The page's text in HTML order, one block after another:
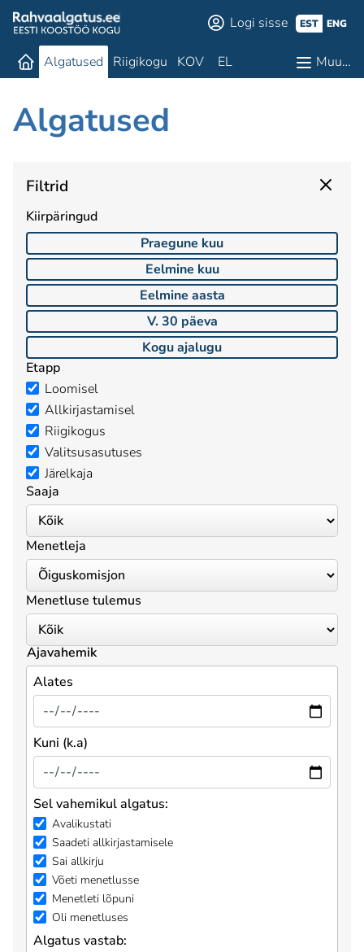
Logi sisse EST ENG
Algatused Riigikogu KOV EL Muu…
Algatused
Filtrid
Kiirpäringud
Praegune kuu
Eelmine kuu
Eelmine aasta
V. 30 päeva
Kogu ajalugu
Etapp
Loomisel
Allkirjastamisel
Riigikogus
Valitsusasutuses
Järelkaja
Saaja
Menetleja
Menetluse tulemus
Ajavahemik
Alates
Kuni (k.a)
Sel vahemikul algatus:
Avalikustati
Saadeti allkirjastamisele
Sai allkirju
Võeti menetlusse
Menetleti lõpuni
Oli menetluses
Algatus vastab: